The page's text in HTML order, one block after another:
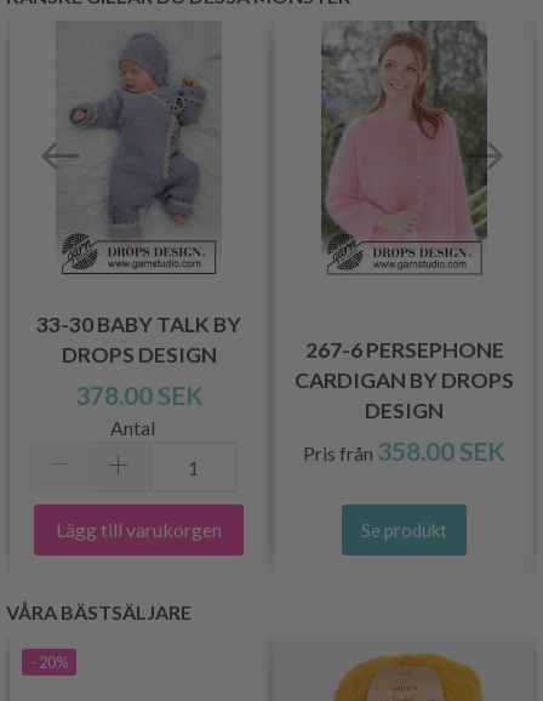
33-30 BABY TALK BY
DROPS DESIGN
378.00 SEK
Antal
Lägg till varukorgen
267-6 PERSEPHONE
CARDIGAN BY DROPS
DESIGN
Pris från 358.00 SEK
Se produkt
VÅRA BÄSTSÄLJARE
- 20%